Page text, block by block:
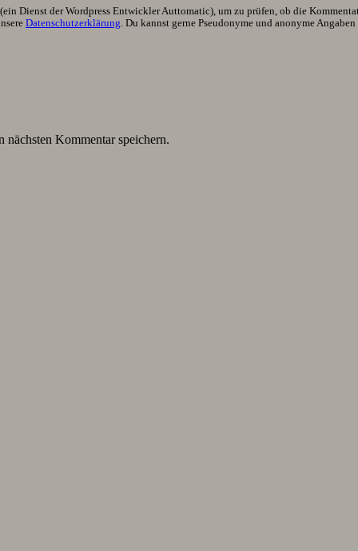
Dienst der Wordpress Entwickler Auttomatic), um zu prüfen, ob die
Datenschutzerklärung. Du kannst gerne Pseudonyme und anonyme
Kommentar speichern.